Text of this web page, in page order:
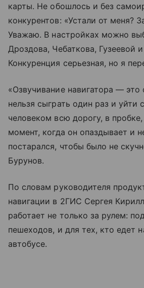
карты. Не обошлось и без
конкурентов: «Устали от меня?
Уважаю. В настройках можно
Дроздова, Чебаткова, Гузеевой
Конкуренция серьезная, но я
«Озвучивание навигатора —
нельзя сыграть один раз и уйти
человеком всю дорогу, в
момент, когда он опаздывает и
постарался, чтобы было не
Бурунов.
По словам руководителя
навигации в 2ГИС Сергея
работает не только за рулем:
пешеходов, и для тех, кто едет
автобусе.